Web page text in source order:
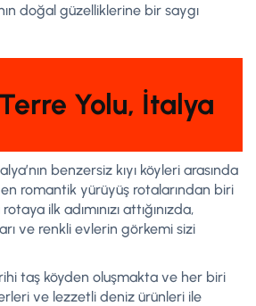
doğal güzelliklerine bir saygı
Yolu, İtalya
benzersiz kıyı köyleri arasında
romantik yürüyüş rotalarından biri
ilk adımınızı attığınızda,
ve renkli evlerin görkemi sizi
taş köyden oluşmakta ve her biri
ve lezzetli deniz ürünleri ile